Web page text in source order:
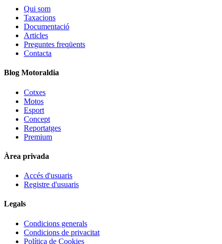
Qui som
Taxacions
Documentació
Articles
Preguntes freqüents
Contacta
Blog Motoraldia
Cotxes
Motos
Esport
Concept
Reportatges
Premium
Àrea privada
Accés d'usuaris
Registre d'usuaris
Legals
Condicions generals
Condicions de privacitat
Política de Cookies